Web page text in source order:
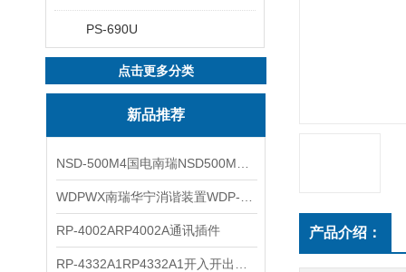
PS-690U
点击更多分类
新品推荐
RP-4002ARP4002A通讯插件 产品介绍：